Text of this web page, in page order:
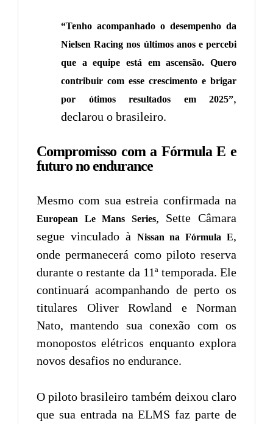
“Tenho acompanhado o desempenho da
Nielsen Racing nos últimos anos e percebi
que a equipe está em ascensão. Quero
contribuir com esse crescimento e brigar
por ótimos resultados em 2025”,
declarou o brasileiro.
Compromisso com a Fórmula E e
futuro no endurance
Mesmo com sua estreia confirmada na
European Le Mans Series, Sette Câmara
segue vinculado à
Nissan na Fórmula E,
onde permanecerá como piloto reserva
durante o restante da 11ª temporada. Ele
continuará acompanhando de perto os
titulares Oliver Rowland e Norman
Nato, mantendo sua conexão com os
monopostos elétricos enquanto explora
novos desafios no endurance.
O piloto brasileiro também deixou claro
que sua entrada na ELMS faz parte de